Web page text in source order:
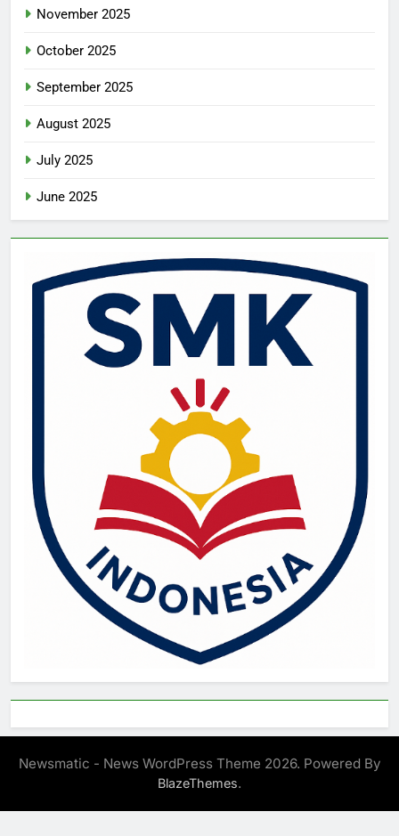
November 2025
October 2025
September 2025
August 2025
July 2025
June 2025
Newsmatic - News WordPress Theme 2026. Powered By
BlazeThemes.